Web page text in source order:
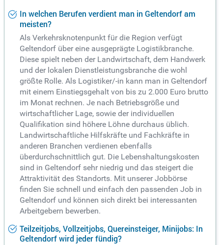
In welchen Berufen verdient man in Geltendorf am
meisten?
Als Verkehrsknotenpunkt für die Region verfügt
Geltendorf über eine ausgeprägte Logistikbranche.
Diese spielt neben der Landwirtschaft, dem Handwerk
und der lokalen Dienstleistungsbranche die wohl
größte Rolle. Als Logistiker/-in kann man in Geltendorf
mit einem Einstiegsgehalt von bis zu 2.000 Euro brutto
im Monat rechnen. Je nach Betriebsgröße und
wirtschaftlicher Lage, sowie der individuellen
Qualifikation sind höhere Löhne durchaus üblich.
Landwirtschaftliche Hilfskräfte und Fachkräfte in
anderen Branchen verdienen ebenfalls
überdurchschnittlich gut. Die Lebenshaltungskosten
sind in Geltendorf sehr niedrig und das steigert die
Attraktivität des Standorts. Mit unserer Jobbörse
finden Sie schnell und einfach den passenden Job in
Geltendorf und können sich direkt bei interessanten
Arbeitgebern bewerben.
Teilzeitjobs, Vollzeitjobs, Quereinsteiger, Minijobs: In
Geltendorf wird jeder fündig?